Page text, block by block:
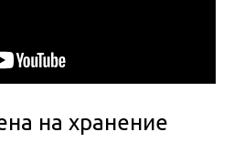
на хранение